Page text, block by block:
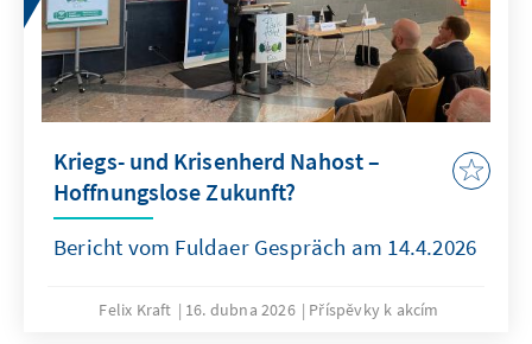
Kriegs- und Krisenherd Nahost –
Hoffnungslose Zukunft?
Bericht vom Fuldaer Gespräch am 14.4.2026
Felix Kraft 16. dubna 2026 Příspěvky k akcím